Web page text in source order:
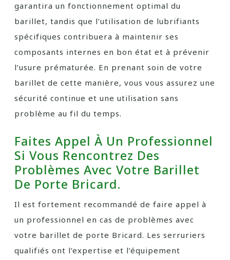
garantira un fonctionnement optimal du
barillet, tandis que l’utilisation de lubrifiants
spécifiques contribuera à maintenir ses
composants internes en bon état et à prévenir
l’usure prématurée. En prenant soin de votre
barillet de cette manière, vous vous assurez une
sécurité continue et une utilisation sans
problème au fil du temps.
Faites Appel À Un Professionnel
Si Vous Rencontrez Des
Problèmes Avec Votre Barillet
De Porte Bricard.
Il est fortement recommandé de faire appel à
un professionnel en cas de problèmes avec
votre barillet de porte Bricard. Les serruriers
qualifiés ont l’expertise et l’équipement